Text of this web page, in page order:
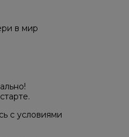
в мир
с условиями